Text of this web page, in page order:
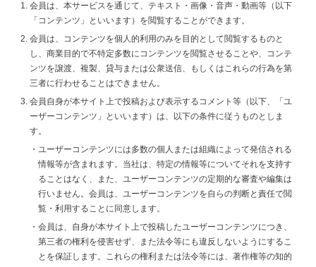
会員は、本サービスを通じて、テキスト・画像・音声・動画等（以下
「コンテンツ」といいます）を閲覧することができます。
会員は、コンテンツを個人的利用のみを目的として閲覧するものと
し、商業目的で不特定多数にコンテンツを閲覧させることや、コンテ
ンツを譲渡、複製、貸与または公衆送信、もしくはこれらの行為を第
三者に行わせることはできません。
会員自身が本サイト上で投稿および表示するコメント等（以下、「ユ
ーザーコンテンツ」といいます）は、以下の条件に従うものとしま
す。
ユーザーコンテンツには多数の個人または組織によって発信される
情報等が含まれます。当社は、特定の情報等についてそれを支持す
ることはなく、また、ユーザーコンテンツの定期的な審査や編集は
行いません。会員は、ユーザーコンテンツを自らの判断と責任で閲
覧・利用することに同意します。
会員は、自身が本サイト上で投稿したユーザーコンテンツにつき、
第三者の権利を侵害せず、また法令等にも違反しないようにするこ
とを保証します。これらの権利または法令等には、著作権等の知的